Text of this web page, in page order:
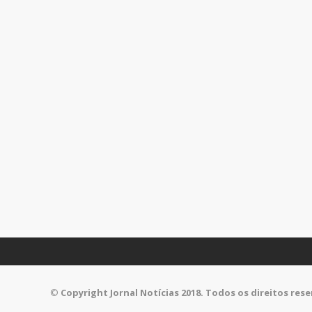
© Copyright Jornal Notícias 2018. Todos os direitos